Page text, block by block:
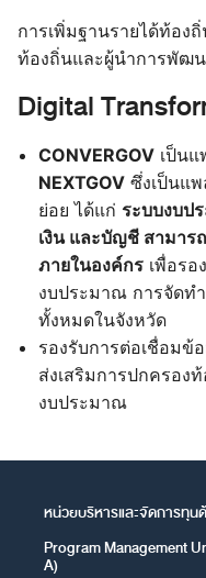
การเพิ่มฐานรายได้ท้อง
ท้องถิ่นและผู้นำการพัฒน
Digital
CONVERGOV เป็น
NEXTGOV ซึ่งเป็นแ
ย่อย ได้แก่ ระบบงบป
เงิน และบัญชี สามาร
ภายในองค์กร เพื่อรอ
งบประมาณ การจัดท
ทั้งหมดในจังหวัด
รองรับการต่อเชื่อมข้
ส่งเสริมการปกครอง
งบประมาณ
หน่วยบริหารและจัดการทุ
Program Management
A)